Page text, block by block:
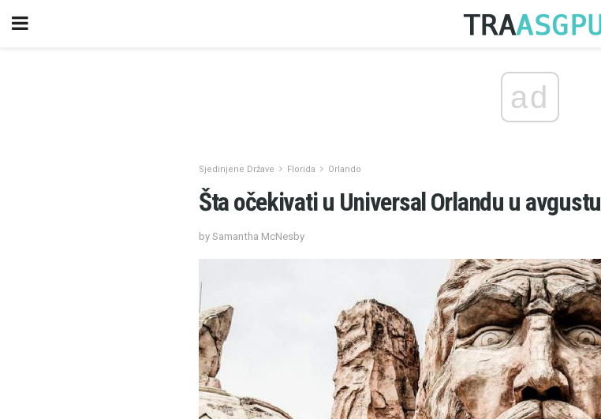
ad
Sjedinjene Države Florida Orlando
Šta očekivati ​​u Universal Orlandu u avgustu
by Samantha McNesby